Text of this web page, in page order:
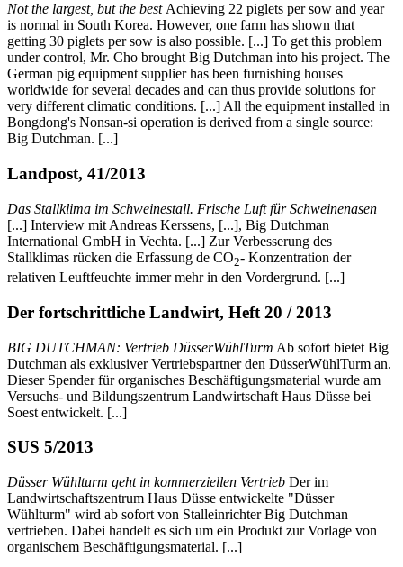
Not the largest, but the bestAchieving 22 piglets per sow and year
is normal in South Korea. However, one farm has shown that
getting 30 piglets per sow is also possible. [...] To get this problem
under control, Mr. Cho brought Big Dutchman into his project. The
German pig equipment supplier has been furnishing houses
worldwide for several decades and can thus provide solutions for
very different climatic conditions. [...] All the equipment installed in
Bongdong's Nonsan-si operation is derived from a single source:
Big Dutchman. [...]
Landpost, 41/2013
Das Stallklima im Schweinestall. Frische Luft für Schweinenasen
[...] Interview mit Andreas Kerssens, [...], Big Dutchman
International GmbH in Vechta. [...] Zur Verbesserung des
Stallklimas rücken die Erfassung de CO2- Konzentration der
relativen Leuftfeuchte immer mehr in den Vordergrund. [...]
Der fortschrittliche Landwirt, Heft 20 / 2013
BIG DUTCHMAN: Vertrieb DüsserWühlTurm Ab sofort bietet Big
Dutchman als exklusiver Vertriebspartner den DüsserWühlTurm an.
Dieser Spender für organisches Beschäftigungsmaterial wurde am
Versuchs- und Bildungszentrum Landwirtschaft Haus Düsse bei
Soest entwickelt. [...]
SUS 5/2013
Düsser Wühlturm geht in kommerziellen Vertrieb Der im
Landwirtschaftszentrum Haus Düsse entwickelte "Düsser
Wühlturm" wird ab sofort von Stalleinrichter Big Dutchman
vertrieben. Dabei handelt es sich um ein Produkt zur Vorlage von
organischem Beschäftigungsmaterial. [...]